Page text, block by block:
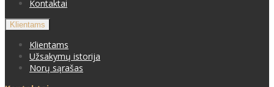
Kontaktai
Klientams
Klientams
Užsakymų istorija
Norų sąrašas